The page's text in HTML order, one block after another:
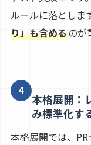
ルールに落としま
り」も含めるのが
4
本格展開：
み標準化す
本格展開では、